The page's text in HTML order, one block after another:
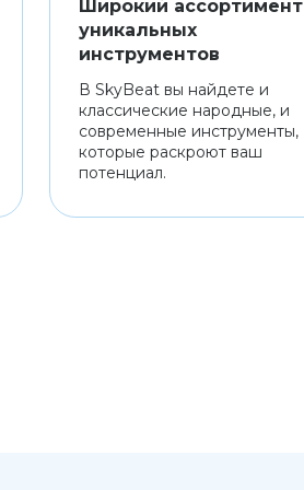
Широкий ассортимент
уникальных
инструментов
В SkyBeat вы найдете и
классические народные, и
современные инструменты,
которые раскроют ваш
потенциал.